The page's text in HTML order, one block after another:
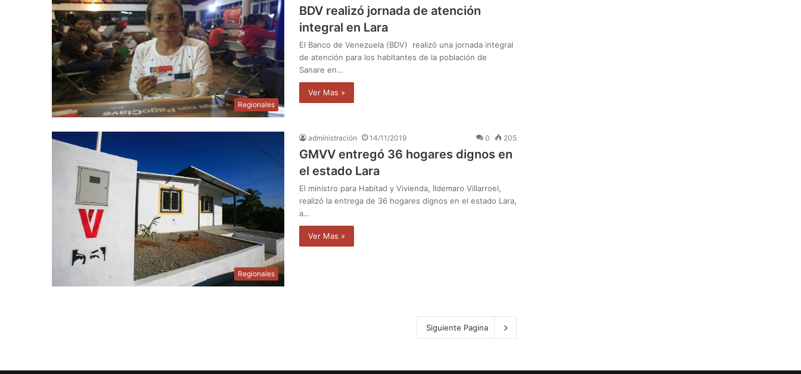
Regionales
BDV realizó jornada de atención
integral en Lara
El Banco de Venezuela (BDV) realizó una jornada integral
de atención para los habitantes de la población de
Sanare en…
Ver Mas »
Regionales
administración 14/11/2019 0 205
GMVV entregó 36 hogares dignos en
el estado Lara
El ministro para Habitad y Vivienda, Ildemaro Villarroel,
realizó la entrega de 36 hogares dignos en el estado Lara,
a…
Ver Mas »
Siguiente Pagina